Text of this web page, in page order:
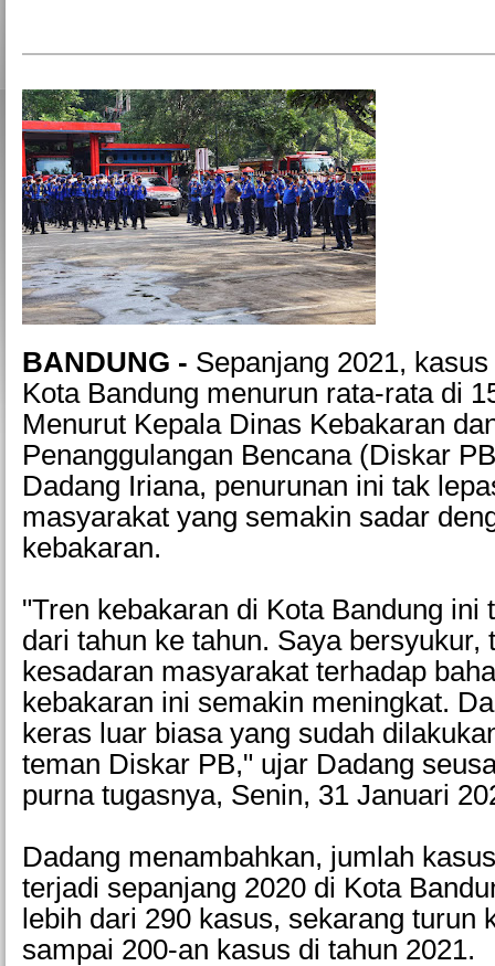
BANDUNG - Sepanjang 2021,
Kota Bandung menurun rata-rata di
Menurut Kepala Dinas Kebakaran
Penanggulangan Bencana (Diskar
Dadang Iriana, penurunan ini tak
masyarakat yang semakin sadar
kebakaran.
"Tren kebakaran di Kota Bandung ini
dari tahun ke tahun. Saya bersyukur,
kesadaran masyarakat terhadap
kebakaran ini semakin meningkat.
keras luar biasa yang sudah
teman Diskar PB," ujar Dadang
purna tugasnya, Senin, 31 Januari
Dadang menambahkan, jumlah
terjadi sepanjang 2020 di Kota
lebih dari 290 kasus, sekarang turun
sampai 200-an kasus di tahun 2021.